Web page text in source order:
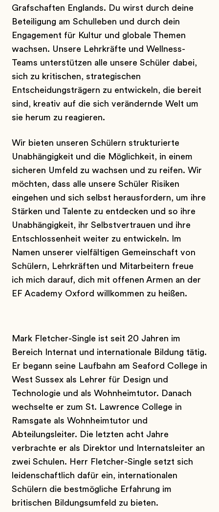
Grafschaften Englands. Du wirst durch deine
Beteiligung am Schulleben und durch dein
Engagement für Kultur und globale Themen
wachsen. Unsere Lehrkräfte und Wellness-
Teams unterstützen alle unsere Schüler dabei,
sich zu kritischen, strategischen
Entscheidungsträgern zu entwickeln, die bereit
sind, kreativ auf die sich verändernde Welt um
sie herum zu reagieren.
Wir bieten unseren Schülern strukturierte
Unabhängigkeit und die Möglichkeit, in einem
sicheren Umfeld zu wachsen und zu reifen. Wir
möchten, dass alle unsere Schüler Risiken
eingehen und sich selbst herausfordern, um ihre
Stärken und Talente zu entdecken und so ihre
Unabhängigkeit, ihr Selbstvertrauen und ihre
Entschlossenheit weiter zu entwickeln. Im
Namen unserer vielfältigen Gemeinschaft von
Schülern, Lehrkräften und Mitarbeitern freue
ich mich darauf, dich mit offenen Armen an der
EF Academy Oxford willkommen zu heißen.
Mark Fletcher-Single ist seit 20 Jahren im
Bereich Internat und internationale Bildung tätig.
Er begann seine Laufbahn am Seaford College in
West Sussex als Lehrer für Design und
Technologie und als Wohnheimtutor. Danach
wechselte er zum St. Lawrence College in
Ramsgate als Wohnheimtutor und
Abteilungsleiter. Die letzten acht Jahre
verbrachte er als Direktor und Internatsleiter an
zwei Schulen. Herr Fletcher-Single setzt sich
leidenschaftlich dafür ein, internationalen
Schülern die bestmögliche Erfahrung im
britischen Bildungsumfeld zu bieten.